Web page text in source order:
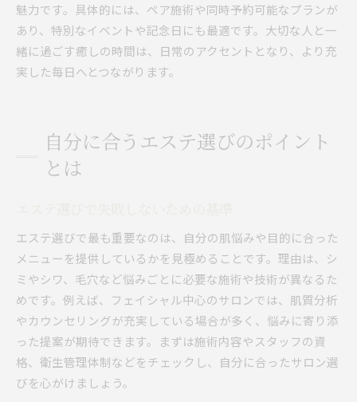
魅力です。具体的には、ペア施術や同時予約可能なプランが
あり、特別なイベントや記念日にも最適です。大切な人と一
緒に過ごす癒しの時間は、日常のアクセントとなり、より充
実した毎日へとつながります。
自分に合うエステ選びのポイント
とは
エステ選びで最も重要なのは、自分の肌悩みや目的に合った
メニューを提供しているかを見極めることです。理由は、シ
ミやシワ、毛穴など悩みごとに必要な施術や技術が異なるた
めです。例えば、フェイシャル中心のサロンでは、肌質分析
やカウンセリングが充実している場合が多く、悩みに寄り添
った提案が期待できます。まずは施術内容やスタッフの資
格、衛生管理体制などをチェックし、自分に合ったサロン選
びを心がけましょう。